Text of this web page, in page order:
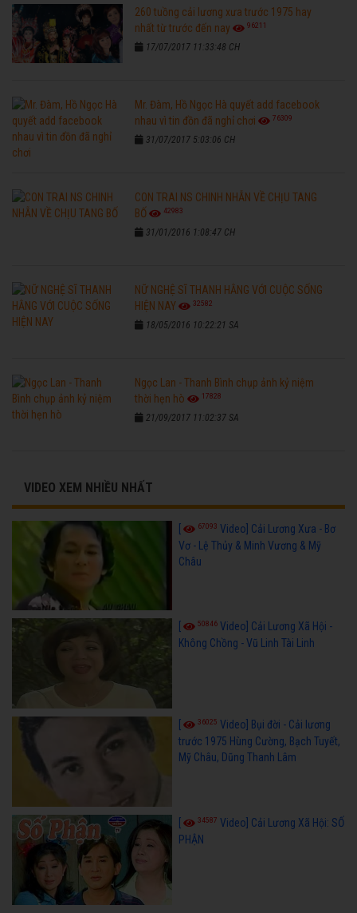
260 tuồng cải lương xưa trước 1975 hay
nhất từ trước đến nay
96211
17/07/2017 11:33:48 CH
Mr. Đàm, Hồ Ngọc Hà quyết add facebook
nhau vì tin đồn đã nghỉ chơi
76309
31/07/2017 5:03:06 CH
CON TRAI NS CHINH NHẪN VỀ CHỊU TANG
BỐ
42983
31/01/2016 1:08:47 CH
NỮ NGHỆ SĨ THANH HẰNG VỚI CUỘC SỐNG
HIỆN NAY
32582
18/05/2016 10:22:21 SA
Ngọc Lan - Thanh Bình chụp ảnh kỷ niệm
thời hẹn hò
17828
21/09/2017 11:02:37 SA
VIDEO XEM NHIỀU NHẤT
[ 67093 Video] Cải Lương Xưa - Bơ
Vơ - Lệ Thủy & Minh Vương & Mỹ
Châu
50846 Video] Cải Lương Xã Hội -
Không Chồng - Vũ Linh Tài Linh
36025 Video] Bụi đời - Cải lương
trước 1975 Hùng Cường, Bạch Tuyết,
Mỹ Châu, Dũng Thanh Lâm
34587 Video] Cải Lương Xã Hội: SỐ
PHẬN